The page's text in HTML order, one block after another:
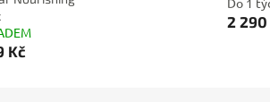
Kč
2 290